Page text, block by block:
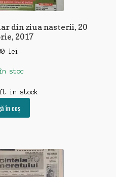
din ziua nasterii, 20
2017
lei
stoc
in stock
în coș